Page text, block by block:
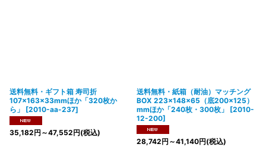
送料無料・ギフト箱 寿司折
107×163×33mmほか「320枚か
ら」
[2010-aa-237]
35,182円 ～47,552円(税込)
送料無料・紙箱（耐油）マッチング
BOX 223×148×65（底200×125）
mmほか「240枚・300枚」
[2010-
12-200]
28,742円 ～41,140円(税込)